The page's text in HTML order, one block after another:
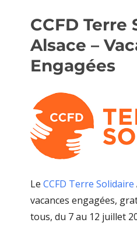
CCFD Terre
Alsace –
Engagées
Le CCFD Terre Solidaire
vacances engagées,
tous, du 7 au 12 juillet